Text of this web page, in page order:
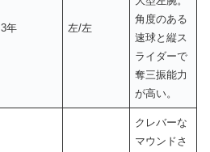
3年 左/左
角度のある
速球と縦ス
ライダーで
奪三振能力
が高い。
クレバーな
マウンドさ